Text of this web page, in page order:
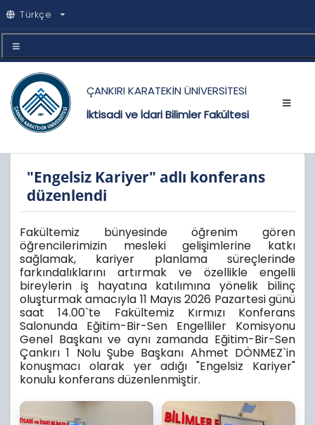
Türkçe
ÇANKIRI KARATEKİN ÜNİVERSİTESİ
İktisadi ve İdari Bilimler Fakültesi
"Engelsiz Kariyer" adlı konferans
düzenlendi
Fakültemiz bünyesinde öğrenim gören
öğrencilerimizin mesleki gelişimlerine katkı
sağlamak, kariyer planlama süreçlerinde
farkındalıklarını artırmak ve özellikle engelli
bireylerin iş hayatına katılımına yönelik bilinç
oluşturmak amacıyla 11 Mayıs 2026 Pazartesi günü
saat 14.00`te Fakültemiz Kırmızı Konferans
Salonunda Eğitim-Bir-Sen Engelliler Komisyonu
Genel Başkanı ve aynı zamanda Eğitim-Bir-Sen
Çankırı 1 Nolu Şube Başkanı Ahmet DÖNMEZ`in
konuşmacı olarak yer adığı "Engelsiz Kariyer"
konulu konferans düzenlenmiştir.